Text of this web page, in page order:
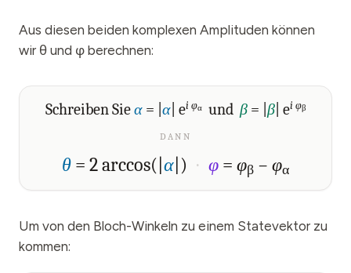
Aus diesen beiden komplexen Amplituden können
wir θ und φ berechnen:
Schreiben Sieα= | α| ei φα und β= | β| ei φβ
DANN
θ = 2 arccos(|α|) · φ = φβ − φα
Um von den Bloch-Winkeln zu einem Statevektor zu
kommen: